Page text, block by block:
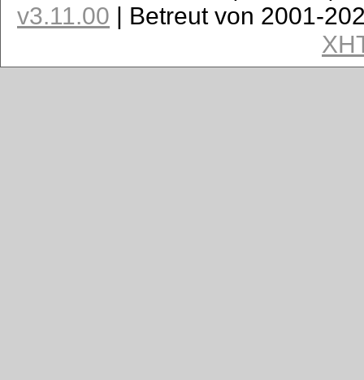
v3.11.00 | Betreut von 2001-